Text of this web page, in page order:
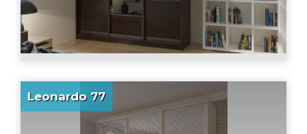
Leonardo 77